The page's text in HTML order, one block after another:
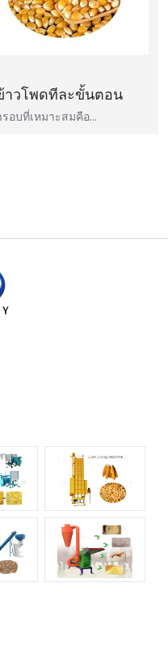
วโพดทีละขั้นตอน
อบที่เหมาะสมคือ…